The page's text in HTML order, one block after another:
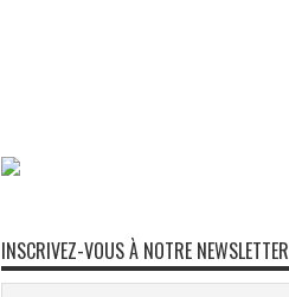
INSCRIVEZ-VOUS À NOTRE NEWSLETTER